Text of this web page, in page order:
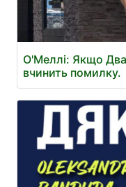
О'Меллі: Якщо
вчинить помилку.